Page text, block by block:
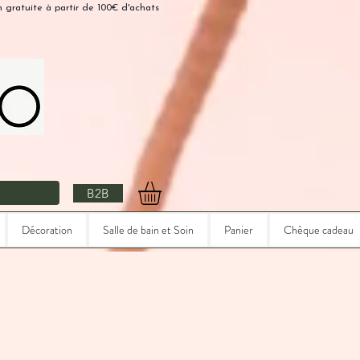
gratuite à partir de 100€ d'achats
B2B
Décoration Salle de bain et Soin Panier Chèque cadeau